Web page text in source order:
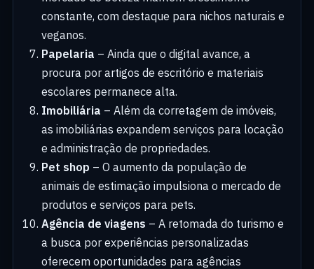
constante, com destaque para nichos naturais e
veganos.
Papelaria – Ainda que o digital avance, a
procura por artigos de escritório e materiais
escolares permanece alta.
Imobiliária – Além da corretagem de imóveis,
as imobiliárias expandem serviços para locação
e administração de propriedades.
Pet shop – O aumento da população de
animais de estimação impulsiona o mercado de
produtos e serviços para pets.
Agência de viagens – A retomada do turismo e
a busca por experiências personalizadas
oferecem oportunidades para agências